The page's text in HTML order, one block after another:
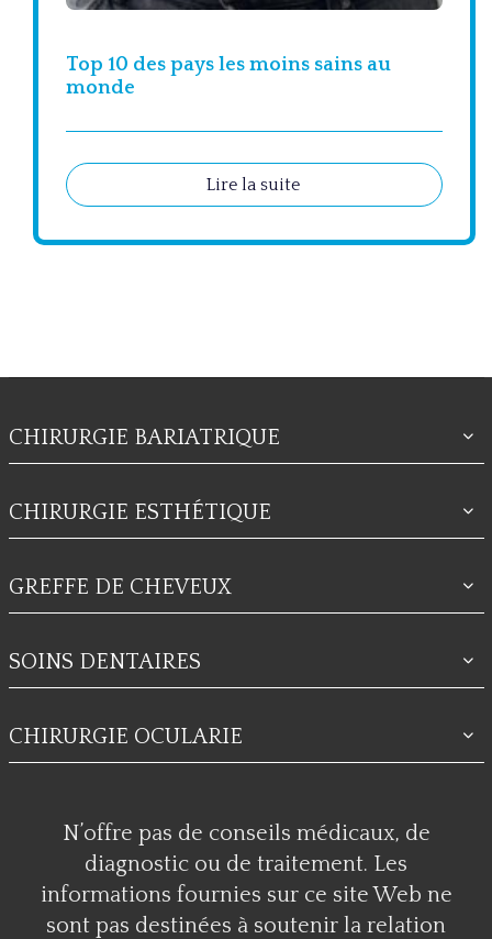
Top 10 des pays les moins sains au
monde
Lire la suite
CHIRURGIE BARIATRIQUE
CHIRURGIE ESTHÉTIQUE
GREFFE DE CHEVEUX
SOINS DENTAIRES
CHIRURGIE OCULARIE
N’offre pas de conseils médicaux, de
diagnostic ou de traitement. Les
informations fournies sur ce site Web ne
sont pas destinées à soutenir la relation